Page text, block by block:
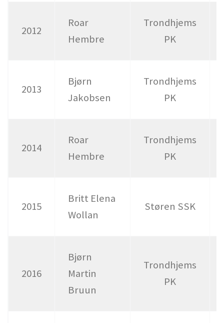
2012
Roar
Hembre
Trondhjems
PK
2013
Bjørn
Jakobsen
Trondhjems
PK
2014
Roar
Hembre
Trondhjems
PK
2015
Britt Elena
Wollan
Støren SSK
2016
Bjørn
Martin
Bruun
Trondhjems
PK